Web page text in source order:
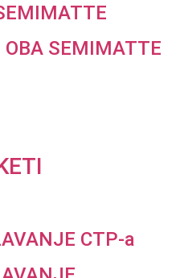
OBA SEMIMATTE
CTP-a